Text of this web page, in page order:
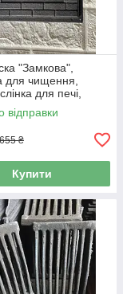
"Замкова",
для чищення,
для печі,
мм)
відправки
655 ₴
Купити